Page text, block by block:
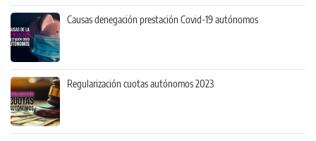
Causas denegación prestación Covid-19 autónomos
Regularización cuotas autónomos 2023